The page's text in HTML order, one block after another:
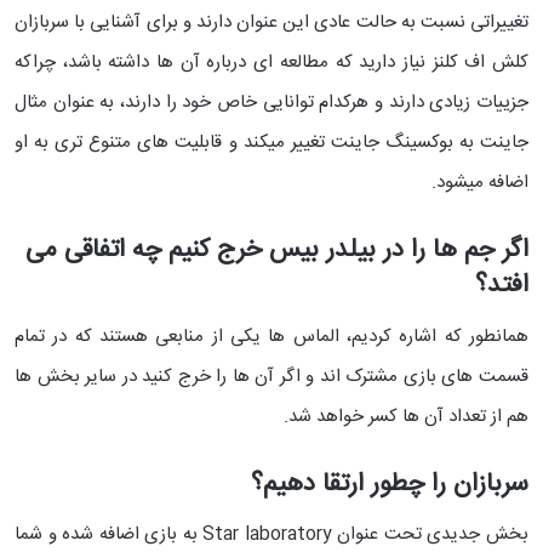
تغییراتی نسبت به حالت عادی این عنوان دارند و برای آشنایی با سربازان
کلش اف کلنز نیاز دارید که مطالعه ای درباره آن ها داشته باشد، چراکه
جزییات زیادی دارند و هرکدام توانایی خاص خود را دارند، به عنوان مثال
جاینت به بوکسینگ جاینت تغییر میکند و قابلیت های متنوع تری به او
اضافه میشود.
اگر جم ها را در بیلدر بیس خرج کنیم چه اتفاقی می
افتد؟
همانطور که اشاره کردیم، الماس ها یکی از منابعی هستند که در تمام
قسمت های بازی مشترک اند و اگر آن ها را خرج کنید در سایر بخش ها
هم از تعداد آن ها کسر خواهد شد.
سربازان را چطور ارتقا دهیم؟
بخش جدیدی تحت عنوان Star laboratory به بازی اضافه شده و شما